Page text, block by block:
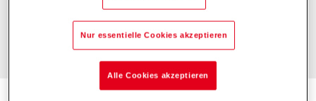
Nur essentielle Cookies akzeptieren
Alle Cookies akzeptieren